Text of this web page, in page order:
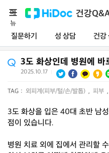
건강
질문하기 성 상담 건강
메
뉴
3도 화상인데 병원에 바
2025.10.17
TAG : 외피계(피부/털/손/발톱) , 피부 ,
3도 화상을 입은 40대 초반 남
점이 있습니다.
병원 치료 외에 집에서 관리할